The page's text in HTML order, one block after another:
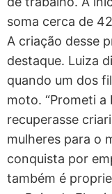
soma cerca de
A criação desse
destaque. Luiza
quando um dos
moto. “Prometi a
recuperasse
mulheres para o
conquista por
também é